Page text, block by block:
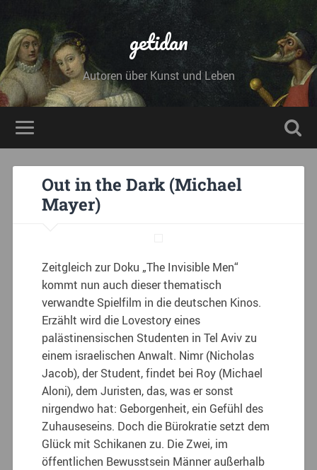
getidan
Autoren über Kunst und Leben
Out in the Dark (Michael
Mayer)
Zeitgleich zur Doku „The Invisible Men“
kommt nun auch dieser thematisch
verwandte Spielfilm in die deutschen Kinos.
Erzählt wird die Lovestory eines
palästinensischen Studenten in Tel Aviv zu
einem israelischen Anwalt. Nimr (Nicholas
Jacob), der Student, findet bei Roy (Michael
Aloni), dem Juristen, das, was er sonst
nirgendwo hat: Geborgenheit, ein Gefühl des
Zuhauseseins. Doch die Bürokratie setzt dem
Glück mit Schikanen zu. Die Zwei, im
öffentlichen Bewusstsein Männer außerhalb